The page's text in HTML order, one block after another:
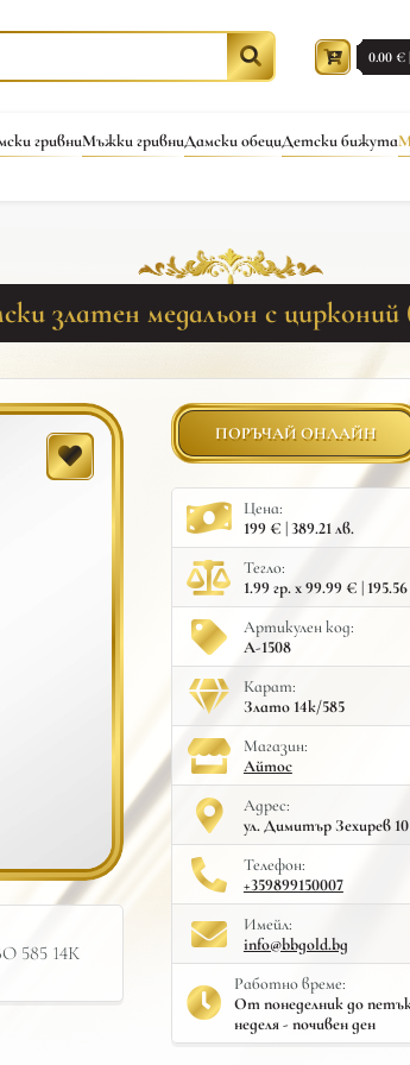
0.00 €
гривниМъжки гривниДамски обециДетски бижута
златен медальон с цирконий
585 14К
ПОРЪЧАЙ ОНЛАЙН
Цена:
199 € | 389.21 лв.
Тегло:
1.99 гр. x 99.99 € |
Артикулен код:
A-1508
Карат:
Злато 14к/585
Mагазин:
Айтос
Адрес:
ул. Димитър Зехирев 10
Телефон:
+359899150007
Имейл:
info@bbgold.bg
Работно време:
От понеделник до
неделя - почивен ден